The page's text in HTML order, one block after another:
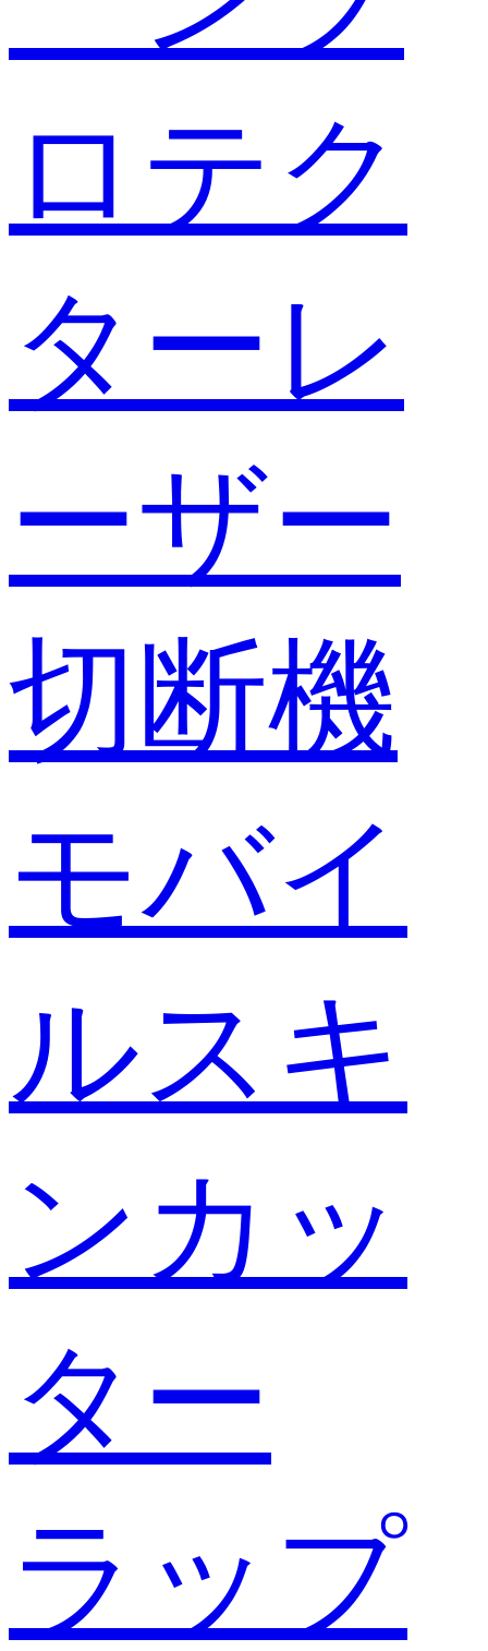
ロテク
ターレ
ーザー
切断機
モバイ
ルスキ
ンカッ
ター
ラップ